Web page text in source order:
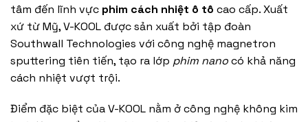
tâm đến lĩnh vực phim cách nhiệt ô tô cao cấp. Xuất
xứ từ Mỹ, V-KOOL được sản xuất bởi tập đoàn
Southwall Technologies với công nghệ magnetron
sputtering tiên tiến, tạo ra lớp phim nanocó khả năng
cách nhiệt vượt trội.
Điểm đặc biệt của V-KOOL nằm ở công nghệ không kim